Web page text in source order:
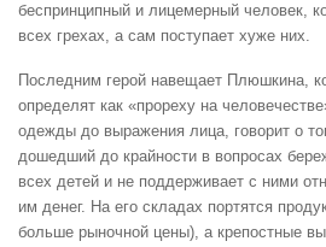
беспринципный и лицемерный человек,
всех грехах, а сам поступает хуже них.
Последним герой навещает Плюшкина,
определят как «прореху на
одежды до выражения лица, говорит о
дошедший до крайности в вопросах
всех детей и не поддерживает с ними
им денег. На его складах портятся
больше рыночной цены), а крепостные